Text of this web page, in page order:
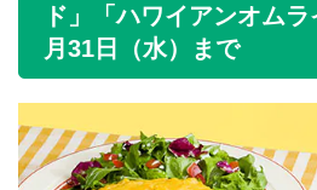
ド」「ハワイアンオム
月31日（水）まで